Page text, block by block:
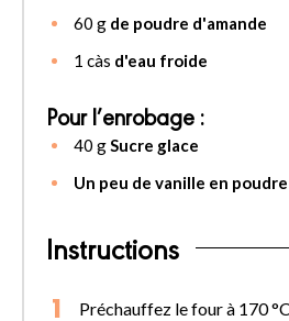
60 g de poudre d'amande
1 càs d'eau froide
Pour l’enrobage :
40 gSucre glace
Un peu de vanille en poudre
Instructions
Préchauffez le four à 170